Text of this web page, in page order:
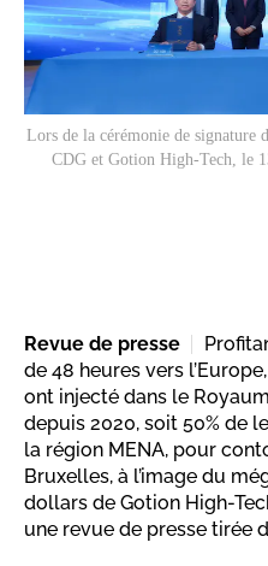
Lors de la cérémonie de signature
CDG et Gotion High-Tech, le
Revue de presse
de 48 heures vers
ont injecté dans le
depuis 2020, soit 50% de
la région MENA, pour
Bruxelles, à l’image du
dollars de Gotion High-
une revue de presse tirée